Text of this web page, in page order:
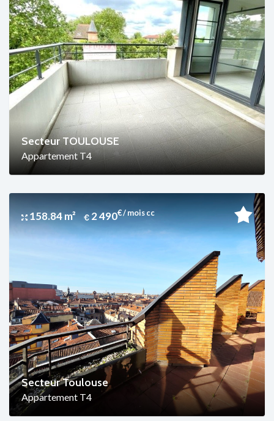
Secteur TOULOUSE
Appartement T4
158.84 m² 2 490€ / mois cc
Secteur Toulouse
Appartement T4